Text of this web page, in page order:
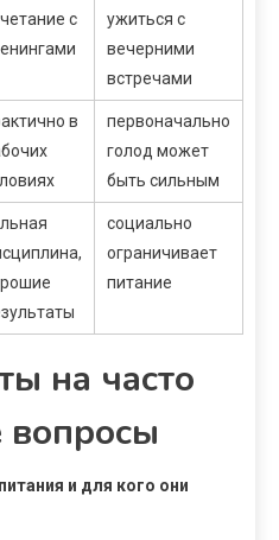
с
ужиться с
вечерними
встречами
в
первоначально
голод может
быть сильным
социально
ограничивает
питание
на часто
и для кого они